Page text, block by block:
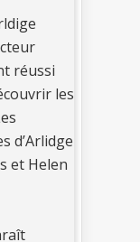
réussi
les
d’Arlidge
et Helen